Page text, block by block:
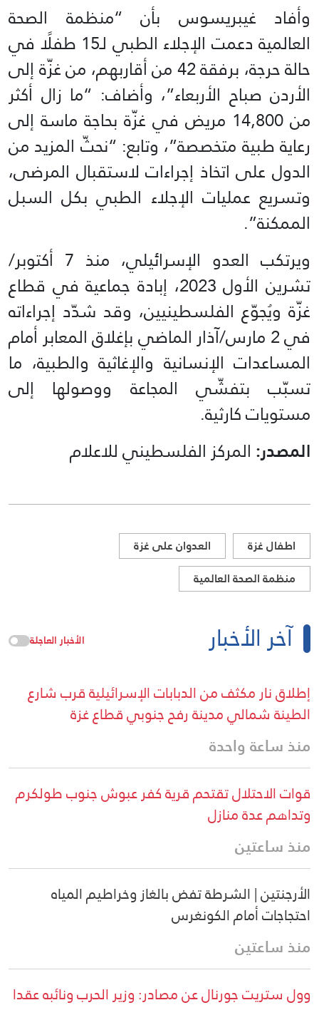
وأفاد غيبريسوس بأن “منظمة الصحة
العالمية دعمت الإجلاء الطبي لـ15 طفلًا في
حالة حرجة، برفقة 42 من أقاربهم، من غزّة إلى
الأردن صباح الأربعاء”، وأضاف: “ما زال أكثر
من 14,800 مريض في غزّة بحاجة ماسة إلى
رعاية طبية متخصصة”، وتابع: “نحثّ المزيد من
الدول على اتخاذ إجراءات لاستقبال المرضى،
وتسريع عمليات الإجلاء الطبي بكل السبل
الممكنة”.
ويرتكب العدو الإسرائيلي، منذ 7 أكتوبر/
تشرين الأول 2023، إبادة جماعية في قطاع
غزّة ويُجوّع الفلسطينيين، وقد شدّد إجراءاته
في 2 مارس/آذار الماضي بإغلاق المعابر أمام
المساعدات الإنسانية والإغاثية والطبية، ما
تسبّب بتفشّي المجاعة ووصولها إلى
مستويات كارثية.
المصدر: المركز الفلسطيني للاعلام
اطفال غزة
العدوان على غزة
منظمة الصحة العالمية
آخر الأخبار الأخبار العاجلة
إطلاق نار مكثف من الدبابات الإسرائيلية قرب شارع
الطينة شمالي مدينة رفح جنوبي قطاع غزة
منذ ساعة واحدة
قوات الاحتلال تقتحم قرية كفر عبوش جنوب طولكرم
وتداهم عدة منازل
منذ ساعتين
الأرجنتين | الشرطة تفض بالغاز وخراطيم المياه
احتجاجات أمام الكونغرس
منذ ساعتين
وول ستريت جورنال عن مصادر: وزير الحرب ونائبه عقدا